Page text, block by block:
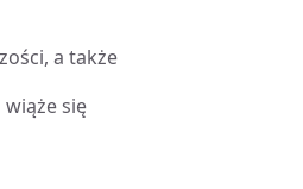
a także
się